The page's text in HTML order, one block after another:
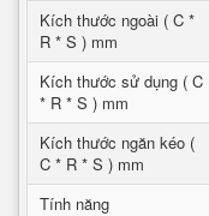
Kích thước ngoài ( C *
R * S ) mm
Kích thước sử dụng ( C
* R * S ) mm
Kích thước ngăn kéo (
C * R * S ) mm
Tính năng